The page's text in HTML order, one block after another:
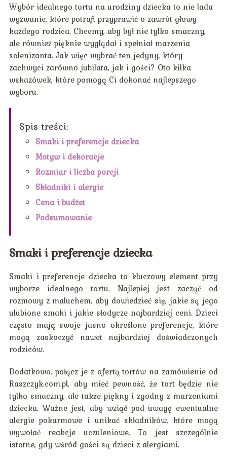
Wybór idealnego tortu na urodziny dziecka to nie lada
wyzwanie, które potrafi przyprawić o zawrót głowy
każdego rodzica. Chcemy, aby był nie tylko smaczny,
ale również pięknie wyglądał i spełniał marzenia
solenizanta. Jak więc wybrać ten jedyny, który
zachwyci zarówno jubilata, jak i gości? Oto kilka
wskazówek, które pomogą Ci dokonać najlepszego
wyboru.
Spis treści:
Smaki i preferencje dziecka
Motyw i dekoracje
Rozmiar i liczba porcji
Składniki i alergie
Cena i budżet
Podsumowanie
Smaki i preferencje dziecka
Smaki i preferencje dziecka to kluczowy element przy
wyborze idealnego tortu. Najlepiej jest zacząć od
rozmowy z maluchem, aby dowiedzieć się, jakie są jego
ulubione smaki i jakie słodycze najbardziej ceni. Dzieci
często mają swoje jasno określone preferencje, które
mogą zaskoczyć nawet najbardziej doświadczonych
rodziców.
Dodatkowo, połącz je z ofertą tortów na zamówienie od
Raszczyk.com.pl, aby mieć pewność, że tort będzie nie
tylko smaczny, ale także piękny i zgodny z marzeniami
dziecka. Ważne jest, aby wziąć pod uwagę ewentualne
alergie pokarmowe i unikać składników, które mogą
wywołać reakcje uczuleniowe. To jest szczególnie
istotne, gdy wśród gości są dzieci z alergiami.